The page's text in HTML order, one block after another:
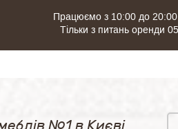
Працюємо з 10:00 до 20:00
Тільки з питань оренди